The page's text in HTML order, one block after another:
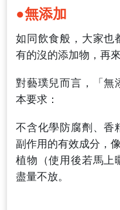
●無添加
如同飲食般，大家也
有的沒的添加物，再
對藝璞兒而言，「無
本要求：
不含化學防腐劑、香
副作用的有效成分，
植物（使用後若馬上
盡量不放。